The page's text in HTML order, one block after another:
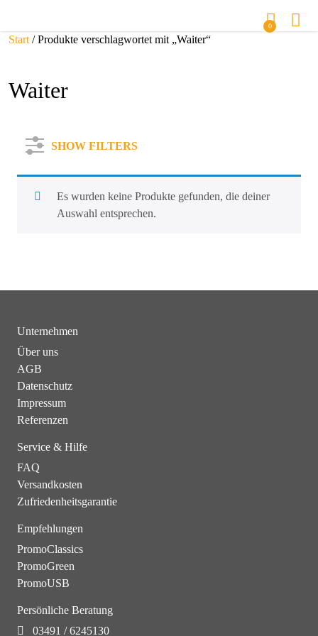
0
Start / Produkte verschlagwortet mit „Waiter“
Waiter
SHOW FILTERS
Es wurden keine Produkte gefunden, die deiner
Auswahl entsprechen.
Unternehmen
Über uns
AGB
Datenschutz
Impressum
Referenzen
Service & Hilfe
FAQ
Versandkosten
Zufriedenheitsgarantie
Empfehlungen
PromoClassics
PromoGreen
PromoUSB
Persönliche Beratung
03491 / 6245130